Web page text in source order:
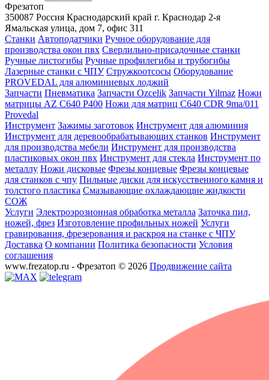
Фрезатоп
350087 Россия Краснодарский край г. Краснодар 2-я
Ямальская улица, дом 7, офис 311
Станки Автоподатчики Ручное оборудование для
производства окон пвх Сверлильно-присадочные станки
Ручные листогибы Ручные профилегибы и трубогибы
Лазерные станки с ЧПУ Стружкоотсосы Оборудование
PROVEDAL для алюминиевых лоджий
Запчасти Пневматика Запчасти Ozcelik Запчасти Yilmaz Ножи
матрицы AZ C640 P400 Ножи для матриц C640 CDR 9ma/011
Provedal
Инструмент Зажимы заготовок Инструмент для алюминия
Инструмент для деревообрабатывающих станков Инструмент
для производства мебели Инструмент для производства
пластиковых окон пвх Инструмент для стекла Инструмент по
металлу Ножи дисковые Фрезы концевые Фрезы концевые
для станков с чпу Пильные диски для искусственного камня и
толстого пластика Смазывающие охлаждающие жидкости
СОЖ
Услуги Электроэрозионная обработка металла Заточка пил,
ножей, фрез Изготовление профильных ножей Услуги
гравирования, фрезерования и раскроя на станке с ЧПУ
Доставка О компании Политика безопасности Условия
соглашения
www.frezatop.ru - Фрезатоп © 2026 Продвижение сайта